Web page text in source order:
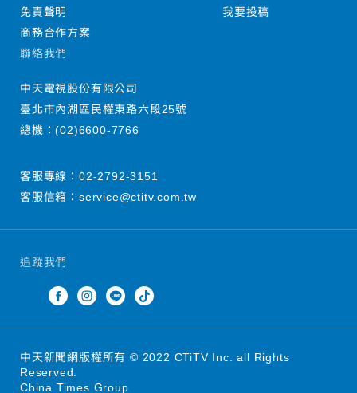
追蹤我們
免責聲明
商務合作方案
我要投稿
聯絡我們
中天電視股份有限公司
臺北市內湖區民權東路六段25號
總機：(02)6600-7766
客服專線： 02-2792-3151
客服信箱： service@ctitv.com.tw
中天新聞網版權所有 © 2022 CTiTV Inc. all Rights
Reserved.
China Times Group